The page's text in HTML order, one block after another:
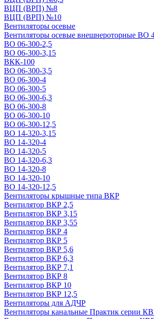
ВЦП (ВРП) №8
ВЦП (ВРП) №10
Вентиляторы осевые
Вентиляторы осевые внешнероторные ВО
ВО 06-300-2,5
ВО 06-300-3,15
ВКК-100
ВО 06-300-3,5
ВО 06-300-4
ВО 06-300-5
ВО 06-300-6,3
ВО 06-300-8
ВО 06-300-10
ВО 06-300-12,5
ВО 14-320-3,15
ВО 14-320-4
ВО 14-320-5
ВО 14-320-6,3
ВО 14-320-8
ВО 14-320-10
ВО 14-320-12,5
Вентиляторы крышные типа ВКР
Вентилятор ВКР 2,5
Вентилятор ВКР 3,15
Вентилятор ВКР 3,55
Вентилятор ВКР 4
Вентилятор ВКР 5
Вентилятор ВКР 5,6
Вентилятор ВКР 6,3
Вентилятор ВКР 7,1
Вентилятор ВКР 8
Вентилятор ВКР 10
Вентилятор ВКР 12,5
Вентиляторы для АДЧР
Вентиляторы канальные Практик серии